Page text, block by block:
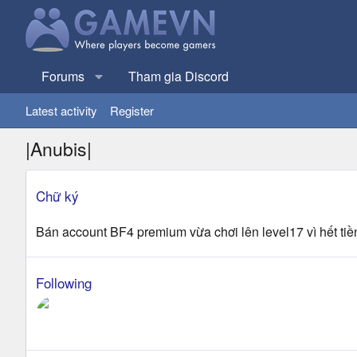
Forums Tham gia Discord
Latest activity Register
|Anubis|
Chữ ký
Bán account BF4 premium vừa chơi lên level17 vì hết
Following